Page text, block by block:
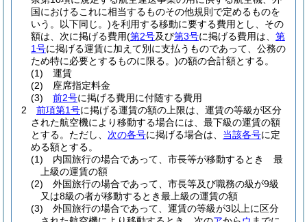
国におけるこれに相当するものその他規則で定めるものを
いう。以下同じ。)を利用する移動に要する費用とし、その
額は、次に掲げる費用(第2号及び第3号に掲げる費用は、 第
1号に掲げる運賃に加えて別に支払うものであって、公務の
ため特に必要とするものに限る。)の額の合計額とする。
(1)
運賃
(2)
座席指定料金
(3)
前2号に掲げる費用に付随する費用
2
前項第1号に掲げる運賃の額の上限は、運賃の等級が区分
された航空機により移動する場合には、最下級の運賃の額
とする。 ただし、 次の各号に掲げる場合は、 当該各号に定
める額とする。
(1)
内国旅行の場合であって、市長等が移動するとき 最
上級の運賃の額
(2)
外国旅行の場合であって、市長等及び職務の級が9級
又は8級の者が移動するとき最上級の運賃の額
(3)
外国旅行の場合であって、運賃の等級が3以上に区分